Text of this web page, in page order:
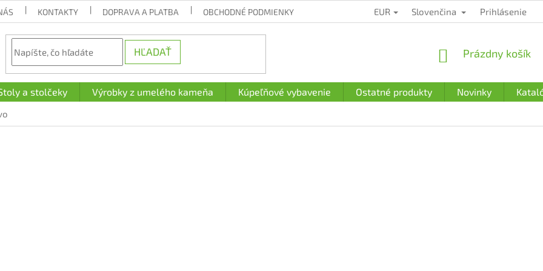
KONTAKTY DOPRAVA A PLATBA OBCHODNÉ PODMIENKY ZÁRUČNÉ PODMIENKY PODMIENKY OCHRANY
EUR Slovenčina Prihlásenie
HĽADAŤ
NÁKUPNÝ
Prázdny košík
a stolčeky Výrobky z umelého kameňa Kúpeľňové vybavenie Ostatné produkty Novinky